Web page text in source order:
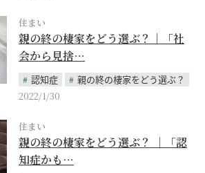
住まい
親の終の棲家をどう選ぶ？｜「社
会から見捨…
認知症
親の終の棲家をどう選ぶ？
2022/1/30
住まい
親の終の棲家をどう選ぶ？ ｜「認
知症かも…